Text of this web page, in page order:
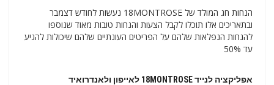
הנחות חג המולד של 18MONTROSE נעשות לחודש דצמבר
ובתאריכים אלו תוכלו לקבל הצעות והנחות טובות מאוד שנוספו
להנחות הנפלאות שלהם על הפריטים העונתיים שלהם שיכולות להגיע
עד 50%
אפליקציה לנייד 18MONTROSE לאייפון ולאנדרואיד